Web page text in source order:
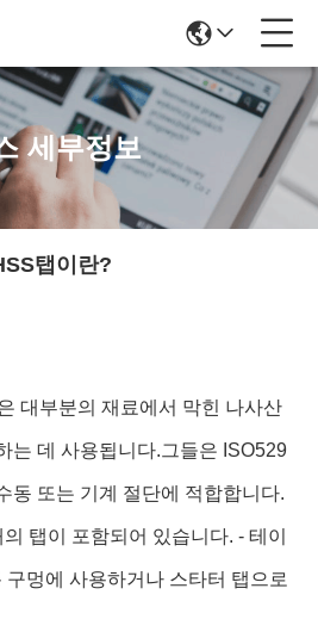
세부정보
탭이란?
대부분의 재료에서 막힌 나사산
는 데 사용됩니다.그들은 ISO529
동 또는 기계 절단에 적합합니다.
탭이 포함되어 있습니다. - 테이
구멍에 사용하거나 스타터 탭으로